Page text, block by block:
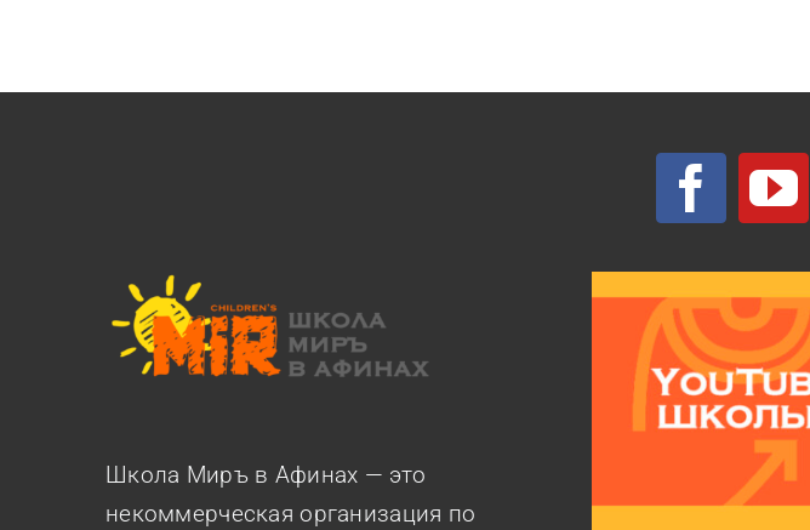
Школа Миръ в Афинах — это
некоммерческая организация по